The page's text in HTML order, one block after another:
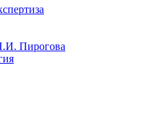
Пирогова